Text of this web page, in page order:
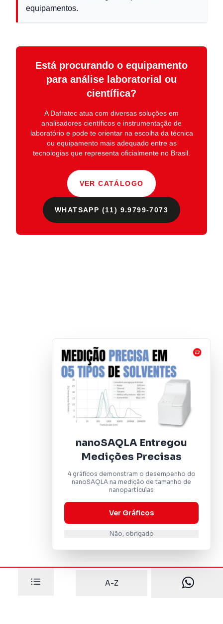
nanoSAQLA Entregou
Medições Precisas
4 gráficos demonstram o desempenho do
nanoSAQLA na medição de tamanho de
nanopartículas
Ver Gráficos
Não, obrigado
equipamentos.
Está procurando o equipamento
para análise laboratorial ou
científica?
A Dafratec atua com diversas soluções em
analisadores científicos e instrumentação de
laboratórioe pode te orientar na escolha da técnica
ou equipamento mais adequado entre as
tecnologias que representa oficialmente no Brasil.
VER CATÁLOGO
WHATSAPP (11) 9.9799-7073
A-Z